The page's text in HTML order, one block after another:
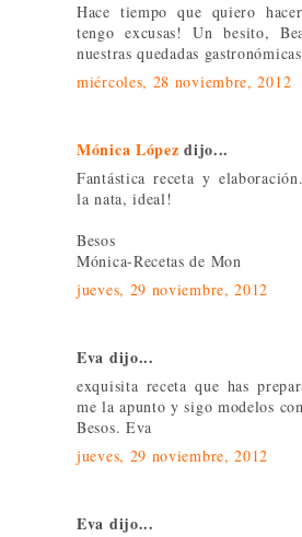
Hace tiempo que quiero
tengo excusas! Un besito,
nuestras quedadas
miércoles, 28 noviembre, 2012
Mónica López dijo...
Fantástica receta y
la nata, ideal!
Besos
Mónica-Recetas de Mon
jueves, 29 noviembre, 2012
Eva dijo...
exquisita receta que has
me la apunto y sigo modelos
Besos. Eva
jueves, 29 noviembre, 2012
Eva dijo...